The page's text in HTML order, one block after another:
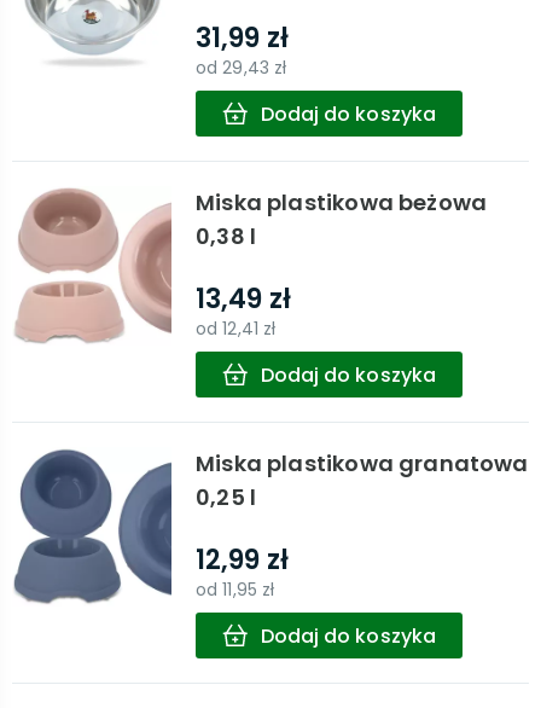
31,99 zł
od29,43 zł
Dodaj do koszyka
Miska plastikowa beżowa
0,38 l
13,49 zł
od12,41 zł
Dodaj do koszyka
Miska plastikowa granatowa
0,25 l
12,99 zł
od11,95 zł
Dodaj do koszyka